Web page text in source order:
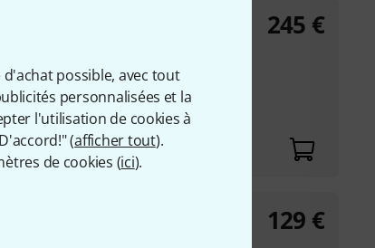
possible, avec tout
personnalisées et la
l'utilisation de cookies à
(afficher tout).
de cookies (ici).
245 €
129 €